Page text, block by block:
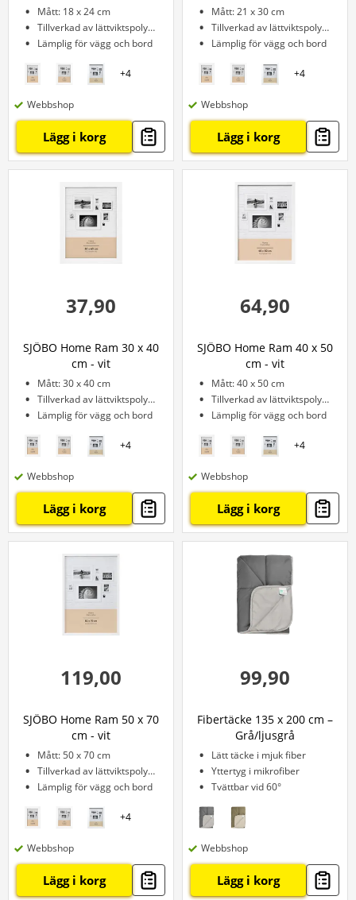
Mått: 18 x 24 cm
Tillverkad av lättviktspolystyren
Lämplig för vägg och bord
+4
Webbshop
Lägg i korg
Mått: 21 x 30 cm
Tillverkad av lättviktspolystyren
Lämplig för vägg och bord
+4
Webbshop
Lägg i korg
37,90
SJÖBO Home Ram 30 x 40
cm - vit
Mått: 30 x 40 cm
Tillverkad av lättviktspolystyren
Lämplig för vägg och bord
+4
Webbshop
Lägg i korg
64,90
SJÖBO Home Ram 40 x 50
cm - vit
Mått: 40 x 50 cm
Tillverkad av lättviktspolystyren
Lämplig för vägg och bord
+4
Webbshop
Lägg i korg
119,00
SJÖBO Home Ram 50 x 70
cm - vit
Mått: 50 x 70 cm
Tillverkad av lättviktspolystyren
Lämplig för vägg och bord
+4
Webbshop
Lägg i korg
99,90
Fibertäcke 135 x 200 cm –
Grå/ljusgrå
Lätt täcke i mjuk fiber
Yttertyg i mikrofiber
Tvättbar vid 60°
Webbshop
Lägg i korg